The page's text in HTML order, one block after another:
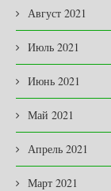
Август 2021
Июль 2021
Июнь 2021
Май 2021
Апрель 2021
Март 2021